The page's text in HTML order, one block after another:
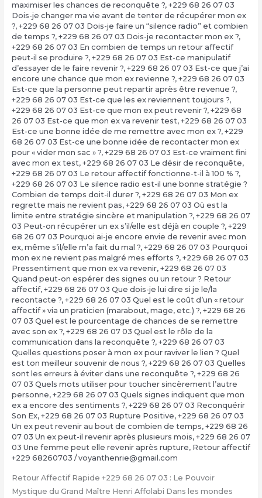
maximiser les chances de reconquête ?, +229 68 26 07 03
Dois-je changer ma vie avant de tenter de récupérer mon ex
?, +229 68 26 07 03 Dois-je faire un “silence radio” et combien
de temps ?, +229 68 26 07 03 Dois-je recontacter mon ex ?,
+229 68 26 07 03 En combien de temps un retour affectif
peut-il se produire ?, +229 68 26 07 03 Est-ce manipulatif
d’essayer de le faire revenir ?, +229 68 26 07 03 Est-ce que j’ai
encore une chance que mon ex revienne ?, +229 68 26 07 03
Est-ce que la personne peut repartir après être revenue ?,
+229 68 26 07 03 Est-ce que les ex reviennent toujours ?,
+229 68 26 07 03 Est-ce que mon ex peut revenir ?, +229 68
26 07 03 Est-ce que mon ex va revenir test, +229 68 26 07 03
Est-ce une bonne idée de me remettre avec mon ex ?, +229
68 26 07 03 Est-ce une bonne idée de recontacter mon ex
pour « vider mon sac » ?, +229 68 26 07 03 Est-ce vraiment fini
avec mon ex test, +229 68 26 07 03 Le désir de reconquête,
+229 68 26 07 03 Le retour affectif fonctionne-t-il à 100 % ?,
+229 68 26 07 03 Le silence radio est-il une bonne stratégie ?
Combien de temps doit-il durer ?, +229 68 26 07 03 Mon ex
regrette mais ne revient pas, +229 68 26 07 03 Où est la
limite entre stratégie sincère et manipulation ?, +229 68 26 07
03 Peut-on récupérer un ex s’il/elle est déjà en couple ?, +229
68 26 07 03 Pourquoi ai-je encore envie de revenir avec mon
ex, même s’il/elle m’a fait du mal ?, +229 68 26 07 03 Pourquoi
mon ex ne revient pas malgré mes efforts ?, +229 68 26 07 03
Pressentiment que mon ex va revenir, +229 68 26 07 03
Quand peut-on espérer des signes ou un retour ? Retour
affectif, +229 68 26 07 03 Que dois-je lui dire si je le/la
recontacte ?, +229 68 26 07 03 Quel est le coût d’un « retour
affectif » via un praticien (marabout, mage, etc.) ?, +229 68 26
07 03 Quel est le pourcentage de chances de se remettre
avec son ex ?, +229 68 26 07 03 Quel est le rôle de la
communication dans la reconquête ?, +229 68 26 07 03
Quelles questions poser à mon ex pour raviver le lien ? Quel
est ton meilleur souvenir de nous ?, +229 68 26 07 03 Quelles
sont les erreurs à éviter dans une reconquête ?, +229 68 26
07 03 Quels mots utiliser pour toucher sincèrement l’autre
personne, +229 68 26 07 03 Quels signes indiquent que mon
ex a encore des sentiments ?, +229 68 26 07 03 Reconquérir
Son Ex, +229 68 26 07 03 Rupture Positive, +229 68 26 07 03
Un ex peut revenir au bout de combien de temps, +229 68 26
07 03 Un ex peut-il revenir après plusieurs mois, +229 68 26 07
03 Une femme peut elle revenir après rupture, Retour affectif
+229 68260703 /voyanthenrie@gmail.com
Retour Affectif Rapide +229 68 26 07 03 : Le Pouvoir
Mystique du Grand Maître Henri Affolabi Dans les mondes